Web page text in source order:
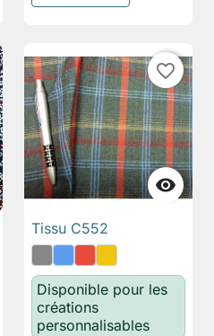

favorite_border
Tissu C552
Disponible pour les
créations
personnalisables